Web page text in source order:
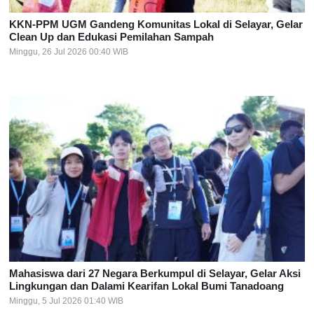
KKN-PPM UGM Gandeng Komunitas Lokal di Selayar, Gelar
Clean Up dan Edukasi Pemilahan Sampah
Minggu, 26 Jul 2026 00:40 WIB
Mahasiswa dari 27 Negara Berkumpul di Selayar, Gelar Aksi
Lingkungan dan Dalami Kearifan Lokal Bumi Tanadoang
Minggu, 5 Jul 2026 01:40 WIB